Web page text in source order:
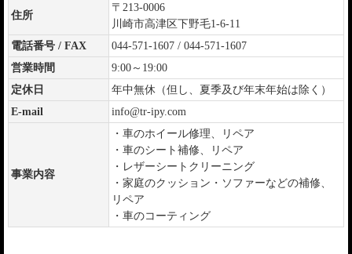
住所
〒213-0006
川崎市高津区下野毛1-6-11
電話番号 / FAX
044-571-1607 / 044-571-1607
営業時間
9:00～19:00
定休日
年中無休（但し、夏季及び年末年始は除く）
E-mail
info@tr-ipy.com
事業内容
・車のホイール修理、リペア
・車のシート補修、リペア
・レザーシートクリーニング
・家庭のクッション・ソファーなどの補修、
リペア
・車のコーティング